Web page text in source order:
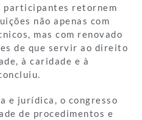
participantes retornem
não apenas com
mas com renovado
de que servir ao direito
à caridade e à
e jurídica, o congresso
de procedimentos e